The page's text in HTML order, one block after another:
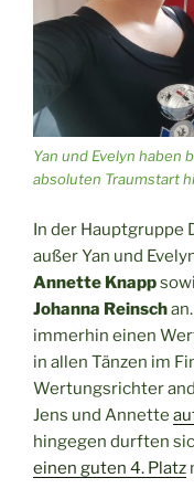
Yan und Evelyn haben
absoluten Traumstart
In der Hauptgruppe
außer Yan und
Annette Knapp
Johanna Reinsch
immerhin einen
in allen Tänzen im
Wertungsrichter
Jens und Annette
hingegen durften
einen guten 4. Platz